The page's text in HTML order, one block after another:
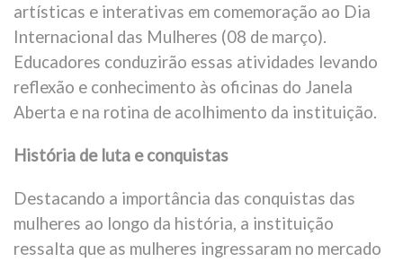
artísticas e interativas em comemoração ao Dia
Internacional das Mulheres (08 de março).
Educadores conduzirão essas atividades levando
reflexão e conhecimento às oficinas do Janela
Aberta e na rotina de acolhimento da instituição.
História de luta e conquistas
Destacando a importância das conquistas das
mulheres ao longo da história, a instituição
ressalta que as mulheres ingressaram no mercado